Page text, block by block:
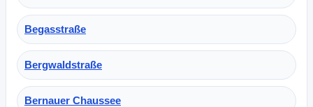
Begasstraße
Bergwaldstraße
Bernauer Chaussee